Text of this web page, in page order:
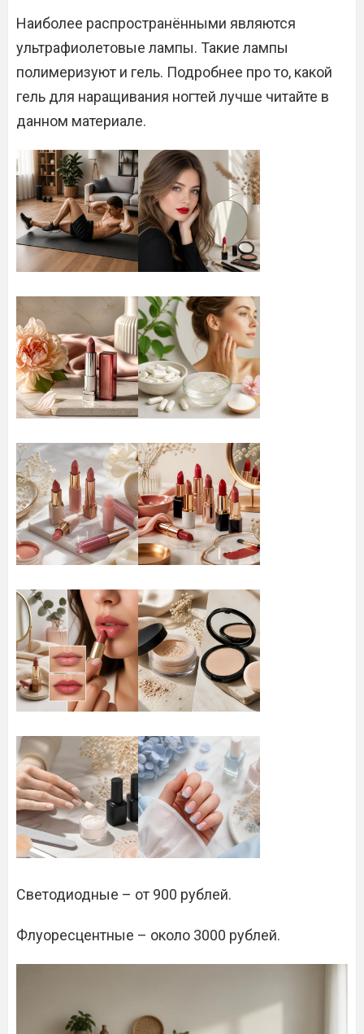
Наиболее распространёнными являются
ультрафиолетовые лампы. Такие лампы
полимеризуют и гель. Подробнее про то, какой
гель для наращивания ногтей лучше читайте в
данном материале.
Светодиодные – от 900 рублей.
Флуоресцентные – около 3000 рублей.